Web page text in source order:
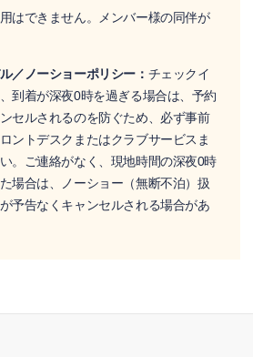
はできません。メンバー様の同伴が
／ノーショーポリシー： チェックイ
到着が深夜0時を過ぎる場合は、予約
セルされるのを防ぐため、必ず事前
ントデスクまたはクラブサービスま
。ご連絡がなく、現地時間の深夜0時
場合は、ノーショー（無断不泊）扱
予告なくキャンセルされる場合があ